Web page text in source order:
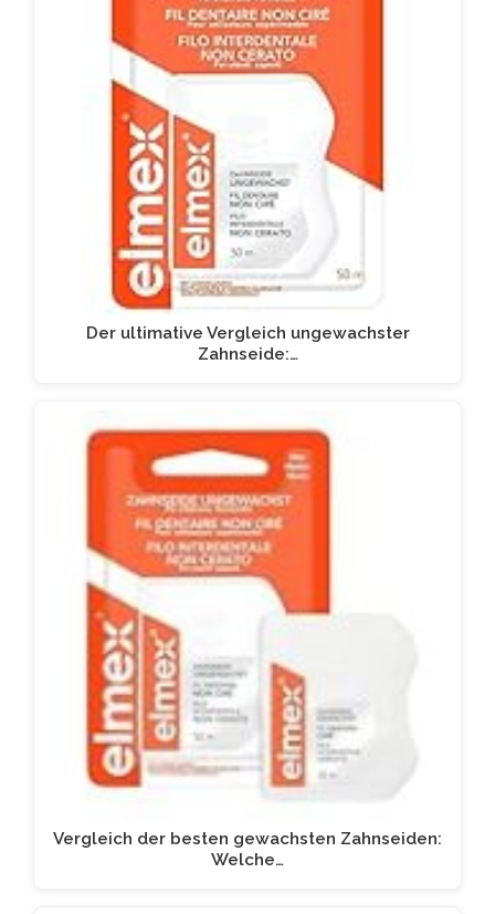
Der ultimative Vergleich ungewachster
Zahnseide:…
Vergleich der besten gewachsten Zahnseiden:
Welche…